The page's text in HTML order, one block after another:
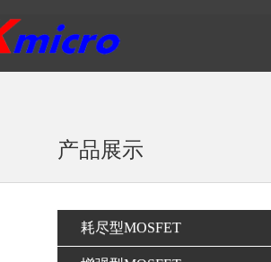
产品展示
耗尽型MOSFET